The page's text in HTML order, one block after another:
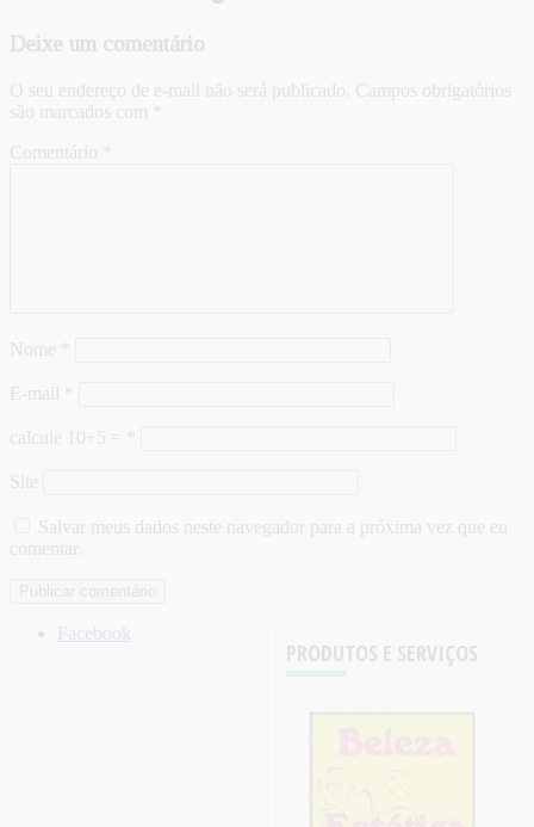
Deixe um comentário
O seu endereço de e-mail não será publicado. Campos obrigatórios
são marcados com
Comentário
Nome
E-mail
calcule 10+5 =
Site
Salvar meus dados neste navegador para a próxima vez que eu
comentar.
PRODUTOS E SERVIÇOS
Facebook